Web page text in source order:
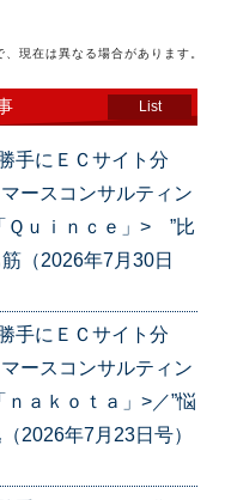
現在は異なる場合があります。
List
手にＥＣサイト分
ースコンサルティン
ｕｉｎｃｅ」> ”比
（2026年7月30日
手にＥＣサイト分
ースコンサルティン
ａｋｏｔａ」>／”悩
2026年7月23日号）